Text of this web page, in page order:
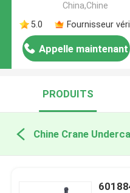
China,Chine
5.0
Fournisseur
Appelle maintenant
PRODUITS
Chine Crane